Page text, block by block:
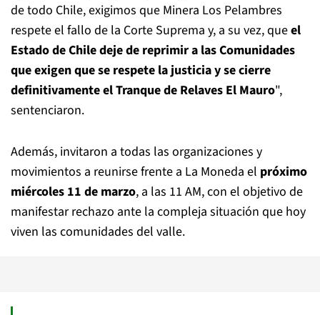
de todo Chile, exigimos que Minera Los Pelambres
respete el fallo de la Corte Suprema y, a su vez, queel
Estado de Chile deje de reprimir a las Comunidades
que exigen que se respete la justicia y se cierre
definitivamente el Tranque de Relaves El Mauro",
sentenciaron.
Además, invitaron a todas las organizaciones y
movimientos a reunirse frente a La Moneda el próximo
miércoles 11 de marzo, a las 11 AM, con el objetivo de
manifestar rechazo ante la compleja situación que hoy
viven las comunidades del valle.